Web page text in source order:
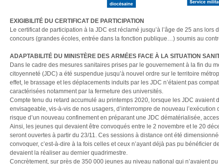
EXIGIBILITÉ DU CERTIFICAT DE PARTICIPATION
Le certificat de participation à la JDC est réclamé jusqu’à l’âge de 25 ans
concours (grandes écoles, entrée dans la fonction publique…) soumis au
ADAPTABILITÉ DU MINISTÈRE DES ARMÉES FACE À LA SITUATION
Dans le cadre des mesures sanitaires prises par le gouvernement à la fin du
citoyenneté (JDC) a été suspendue jusqu’à nouvel ordre sur le territoire
effet, le brassage et les déplacements induits par les JDC n’étaient pas
caractérisées notamment par la fermeture des universités.
Compte tenu du retard accumulé au printemps 2020, lorsque les JDC avaient
envisageable, vis-à-vis de nos usagers, d’interrompre de nouveau
risque d’un nouveau confinement en préparant une JDC dématérialisée,
Ainsi, les jeunes qui devaient être convoqués entre le 2 novembre et le 20
seront ouvertes à partir du 23/11. Ces sessions à distance ont été
convoquer, c’est-à-dire à la fois celles et ceux n’ayant déjà pas pu bénéficier
devaient la réaliser au dernier quadrimestre.
Concrètement, sur près de 350 000 jeunes au niveau national qui n’avaient